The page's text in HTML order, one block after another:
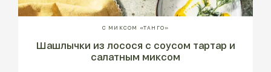
С МИКСОМ «ТАНГО»
Шашлычки из лосося с соусом тартар и
салатным миксом